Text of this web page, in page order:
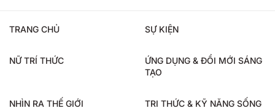
TRANG CHỦ SỰ KIỆN
NỮ TRÍ THỨC
ỨNG DỤNG & ĐỔI MỚI SÁNG
TẠO
NHÌN RA THẾ GIỚI TRI THỨC & KỸ NĂNG SỐNG